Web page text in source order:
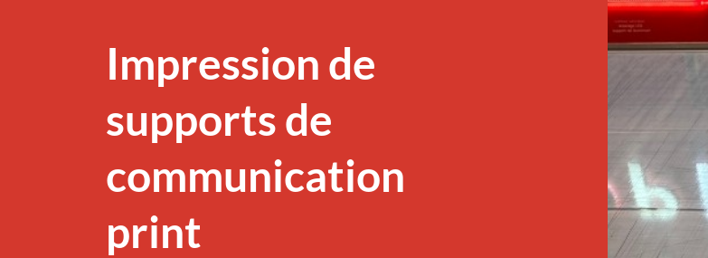
Impression de
supports de
communication
print